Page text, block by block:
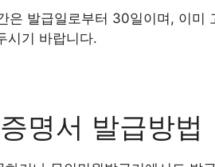
은 발급일로부터 30일이며, 이미
시기 바랍니다.
명서 발급방법